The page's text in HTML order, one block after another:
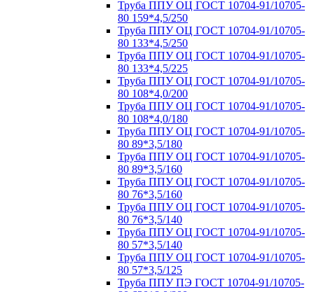
Труба ППУ ОЦ ГОСТ 10704-91/10705-
80 159*4,5/250
Труба ППУ ОЦ ГОСТ 10704-91/10705-
80 133*4,5/250
Труба ППУ ОЦ ГОСТ 10704-91/10705-
80 133*4,5/225
Труба ППУ ОЦ ГОСТ 10704-91/10705-
80 108*4,0/200
Труба ППУ ОЦ ГОСТ 10704-91/10705-
80 108*4,0/180
Труба ППУ ОЦ ГОСТ 10704-91/10705-
80 89*3,5/180
Труба ППУ ОЦ ГОСТ 10704-91/10705-
80 89*3,5/160
Труба ППУ ОЦ ГОСТ 10704-91/10705-
80 76*3,5/160
Труба ППУ ОЦ ГОСТ 10704-91/10705-
80 76*3,5/140
Труба ППУ ОЦ ГОСТ 10704-91/10705-
80 57*3,5/140
Труба ППУ ОЦ ГОСТ 10704-91/10705-
80 57*3,5/125
Труба ППУ ПЭ ГОСТ 10704-91/10705-